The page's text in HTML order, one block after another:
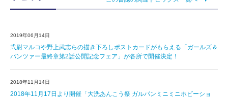
2019年06月14日
弐尉マルコや野上武志らの描き下ろしポストカードがもらえる「ガールズ＆
パンツァー最終章第2話公開記念フェア」が各所で開催決定！
2018年11月14日
2018年11月17日より開催「大洗あんこう祭 ガルパンミニミニホビーショ